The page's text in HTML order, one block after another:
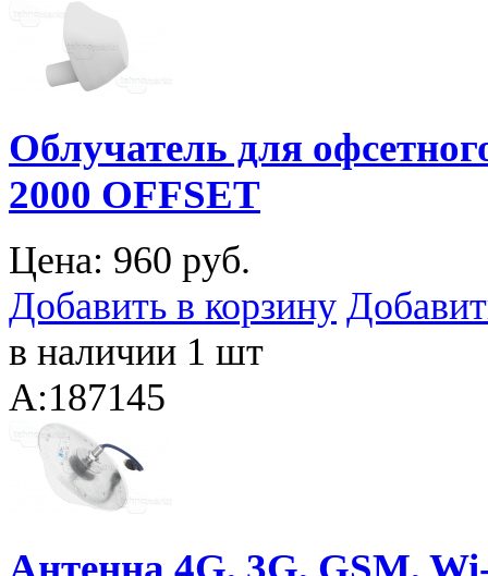
Облучатель для
2000 OFFSET
Цена: 960 руб.
Добавить в корзину
в наличии 1 шт
A:187145